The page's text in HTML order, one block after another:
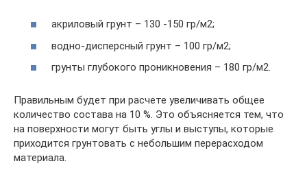
акриловый грунт – 130 -150 гр/м2;
водно-дисперсный грунт – 100 гр/м2;
грунты глубокого проникновения – 180 гр/м2.
Правильным будет при расчете увеличивать общее
количество состава на 10 %. Это объясняется тем, что
на поверхности могут быть углы и выступы, которые
приходится грунтовать с небольшим перерасходом
материала.